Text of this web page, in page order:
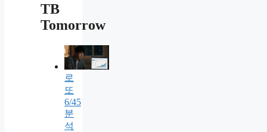
TB
Tomorrow
로
또
6/45
분
석